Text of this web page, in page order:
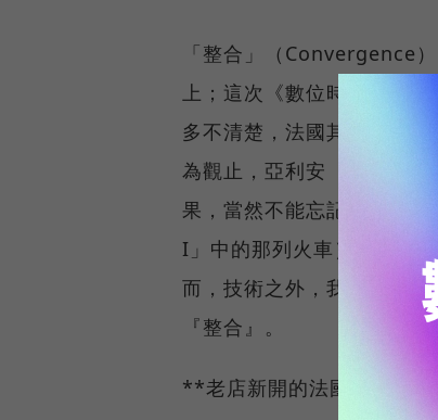
「整合」（Convergence
上；這次《數位時代》在
多不清楚，法國其實有著與
為觀止，亞利安（Arian）
果，當然不能忘記英法海
I」中的那列火車）。「整
而，技術之外，我們還可以
『整合』。
**老店新開的法國電信公司